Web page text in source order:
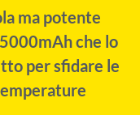
ma potente
che lo
per sfidare le